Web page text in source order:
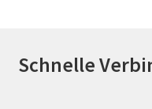
Schnelle